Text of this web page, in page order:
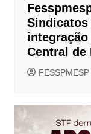
Central de
FESSPMESP